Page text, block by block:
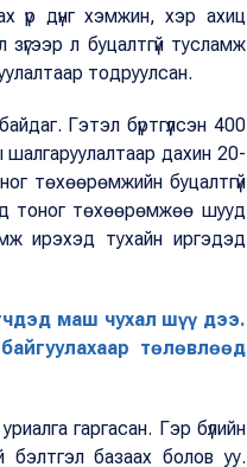
үр дүнг хэмжин, хэр ахиц
л буцалтгүй тусламж
тодруулсан.
Гэтэл бүртгүүлсэн 400
шалгаруулалтаар дахин 20-
төхөөрөмжийн буцалтгүй
тоног төхөөрөмжөө шууд
ирэхэд тухайн иргэдэд
маш чухал шүү дээ.
төлөвлөөд
гаргасан. Гэр бүлийн
базаах болов уу.